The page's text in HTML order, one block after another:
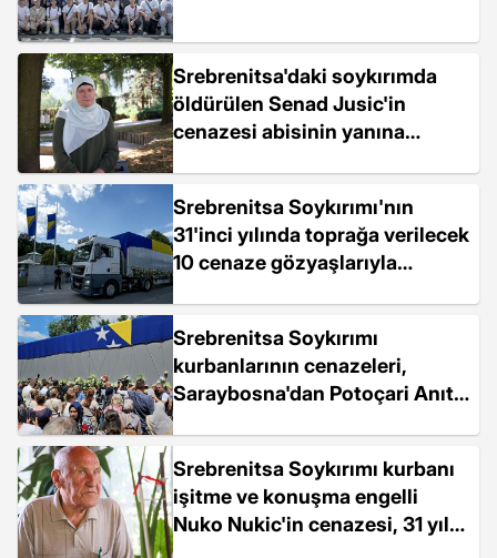
Srebrenitsa'daki soykırımda
öldürülen Senad Jusic'in
cenazesi abisinin yanına
Srebrenitsa Soykırımı'nın
31'inci yılında toprağa verilecek
10 cenaze gözyaşlarıyla
Srebrenitsa Soykırımı
kurbanlarının cenazeleri,
Saraybosna'dan Potoçari Anıt
Srebrenitsa Soykırımı kurbanı
işitme ve konuşma engelli
Nuko Nukic'in cenazesi, 31 yıl